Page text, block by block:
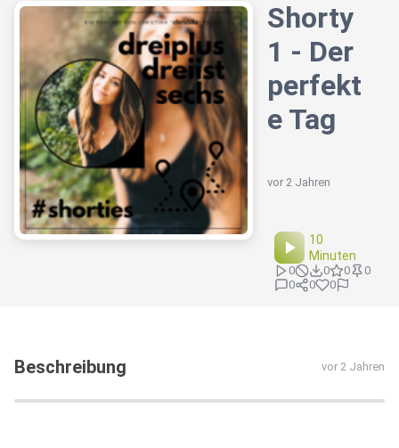
Shorty
1 - Der
perfekt
e Tag
vor 2 Jahren
10
Minuten
0 0 0
0
0
0 0
Beschreibung vor 2 Jahren